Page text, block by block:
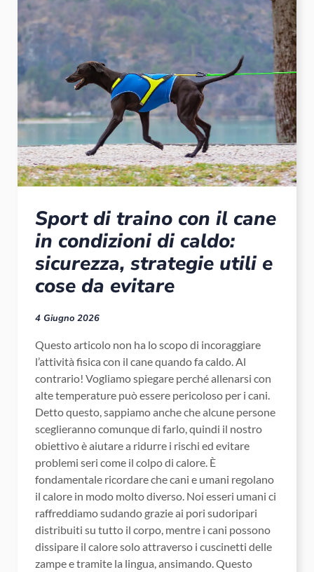
Sport di traino con il cane
in condizioni di caldo:
sicurezza, strategie utili e
cose da evitare
4 Giugno 2026
Questo articolo non ha lo scopo di incoraggiare
l’attività fisica con il cane quando fa caldo. Al
contrario! Vogliamo spiegare perché allenarsi con
alte temperature può essere pericoloso per i cani.
Detto questo, sappiamo anche che alcune persone
sceglieranno comunque di farlo, quindi il nostro
obiettivo è aiutare a ridurre i rischi ed evitare
problemi seri come il colpo di calore. È
fondamentale ricordare che cani e umani regolano
il calore in modo molto diverso. Noi esseri umani ci
raffreddiamo sudando grazie ai pori sudoripari
distribuiti su tutto il corpo, mentre i cani possono
dissipare il calore solo attraverso i cuscinetti delle
zampe e tramite la lingua, ansimando. Questo